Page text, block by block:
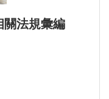
關法規彙編